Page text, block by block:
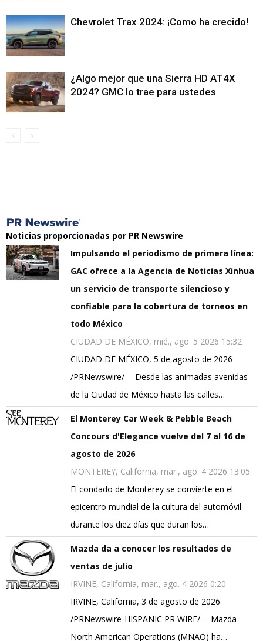
Chevrolet Trax 2024: ¡Como ha crecido!
¿Algo mejor que una Sierra HD AT4X
2024? GMC lo trae para ustedes
Noticias proporcionadas por PR Newswire
Impulsando el periodismo de primera línea:
GAC ofrece a la Agencia de Noticias Xinhua
un servicio de transporte silencioso y
confiable para la cobertura de torneos en
todo México
CIUDAD DE MÉXICO, mié., ago. 5 2026 15:32
CIUDAD DE MÉXICO, 5 de agosto de 2026
/PRNewswire/ -- Desde las animadas avenidas
de la Ciudad de México hasta las calles…
El Monterey Car Week & Pebble Beach
Concours d'Elegance vuelve del 7 al 16 de
agosto de 2026
MONTEREY, California, mar., ago. 4 2026 13:05
El condado de Monterey se convierte en el
epicentro mundial de la cultura del automóvil
durante los diez días que duran los…
Mazda da a conocer los resultados de
ventas de julio
IRVINE, California, mar., ago. 4 2026 0:20
IRVINE, California, 3 de agosto de 2026
/PRNewswire-HISPANIC PR WIRE/ -- Mazda
North American Operations (MNAO) ha…